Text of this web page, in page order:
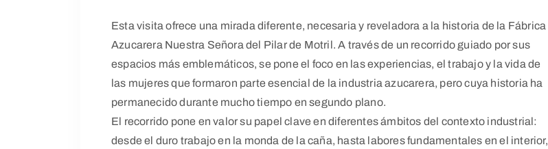
Esta visita ofrece una mirada diferente, necesaria y reveladora a la historia de la Fábrica
Azucarera Nuestra Señora del Pilar de Motril. A través de un recorrido guiado por sus
espacios más emblemáticos, se pone el foco en las experiencias, el trabajo y la vida de
las mujeres que formaron parte esencial de la industria azucarera, pero cuya historia ha
permanecido durante mucho tiempo en segundo plano.
El recorrido pone en valor su papel clave en diferentes ámbitos del contexto industrial:
desde el duro trabajo en la monda de la caña, hasta labores fundamentales en el interior,